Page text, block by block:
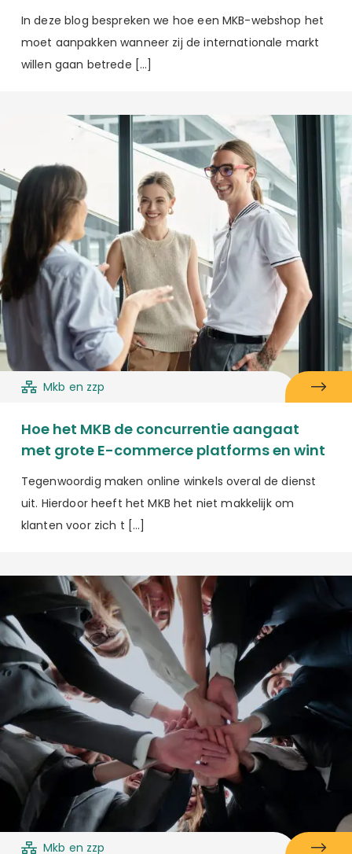
In deze blog bespreken we hoe een MKB-webshop het
moet aanpakken wanneer zij de internationale markt
willen gaan betrede […]
Mkb en zzp
Hoe het MKB de concurrentie aangaat
met grote E-commerce platforms en wint
Tegenwoordig maken online winkels overal de dienst
uit. Hierdoor heeft het MKB het niet makkelijk om
klanten voor zich t […]
Mkb en zzp